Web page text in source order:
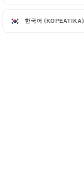
한국어 (ΚΟΡΕΆΤΙΚΑ)
한국어 (ΚΟΡΕΆΤΙΚΑ)